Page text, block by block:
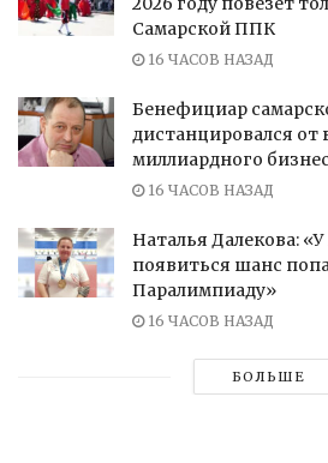
Самарской ППК
16 ЧАСОВ НАЗАД
Бенефициар
дистанцировался
миллиардного
16 ЧАСОВ НАЗАД
Наталья Далекова:
появиться шанс
Паралимпиаду»
16 ЧАСОВ НАЗАД
БОЛЬШЕ